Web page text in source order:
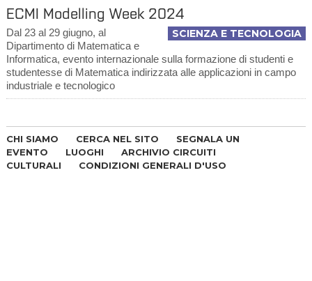
ECMI Modelling Week 2024
SCIENZA E TECNOLOGIA
Dal 23 al 29 giugno, al
Dipartimento di Matematica e
Informatica, evento internazionale sulla formazione di studenti e
studentesse di Matematica indirizzata alle applicazioni in campo
industriale e tecnologico
CHI SIAMO CERCA NEL SITO
SEGNALA UN
EVENTO
LUOGHI
ARCHIVIO CIRCUITI
CULTURALI
CONDIZIONI GENERALI D'USO